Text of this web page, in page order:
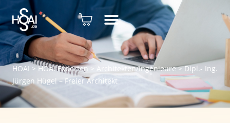
HOAI > HOAI Experten> Architekten/Ingenieure>Dipl.- Ing.
Jürgen Hügel – Freier Architekt